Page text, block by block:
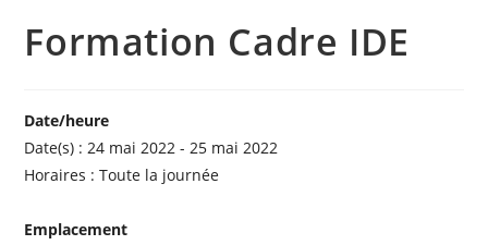
Formation Cadre IDE
Date/heure
Date(s) : 24 mai 2022 - 25 mai 2022
Horaires : Toute la journée
Emplacement